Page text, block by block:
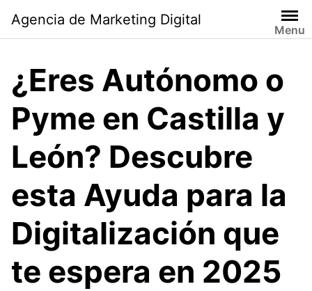
contenido
Agencia de Marketing Digital
Menu
¿Eres Autónomo o
Pyme en Castilla y
León? Descubre
esta Ayuda para la
Digitalización que
te espera en 2025